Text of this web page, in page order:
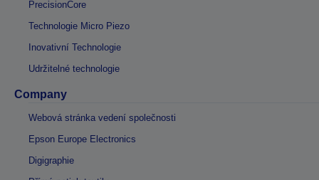
PrecisionCore
Technologie Micro Piezo
Inovativní Technologie
Udržitelné technologie
Company
Webová stránka vedení společnosti
Epson Europe Electronics
Digigraphie